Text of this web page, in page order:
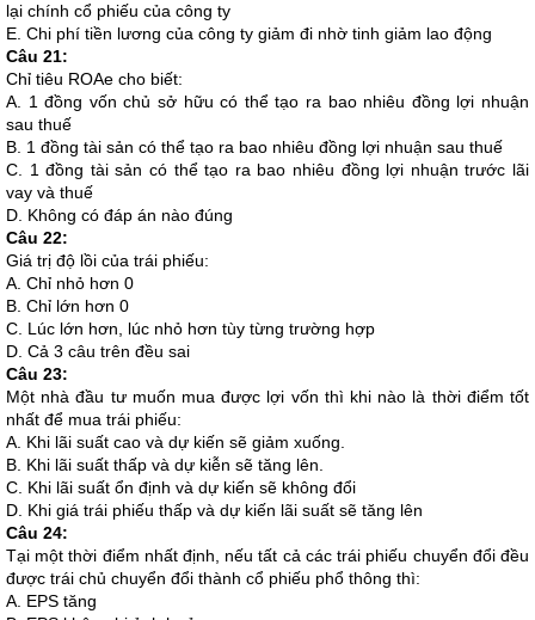
lại chính cổ phiếu của công ty
E. Chi phí tiền lương của công ty giảm đi nhờ tinh giảm lao động
Câu 21:
Chỉ tiêu ROAe cho biết:
A. 1 đồng vốn chủ sở hữu có thể tạo ra bao nhiêu đồng lợi nhuận
sau thuế
B. 1 đồng tài sản có thể tạo ra bao nhiêu đồng lợi nhuận sau thuế
C. 1 đồng tài sản có thể tạo ra bao nhiêu đồng lợi nhuận trước lãi
vay và thuế
D. Không có đáp án nào đúng
Câu 22:
Giá trị độ lồi của trái phiếu:
A. Chỉ nhỏ hơn 0
B. Chỉ lớn hơn 0
C. Lúc lớn hơn, lúc nhỏ hơn tùy từng trường hợp
D. Cả 3 câu trên đều sai
Câu 23:
Một nhà đầu tư muốn mua được lợi vốn thì khi nào là thời điểm tốt
nhất để mua trái phiếu:
A. Khi lãi suất cao và dự kiến sẽ giảm xuống.
B. Khi lãi suất thấp và dự kiễn sẽ tăng lên.
C. Khi lãi suất ổn định và dự kiến sẽ không đổi
D. Khi giá trái phiếu thấp và dự kiến lãi suất sẽ tăng lên
Câu 24:
Tại một thời điểm nhất định, nếu tất cả các trái phiếu chuyển đổi đều
được trái chủ chuyển đổi thành cổ phiếu phổ thông thì:
A. EPS tăng